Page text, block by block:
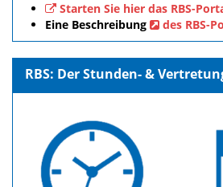
Starten Sie hier das RBS-
Eine Beschreibung
des RBS-
RBS: Der Stunden- &